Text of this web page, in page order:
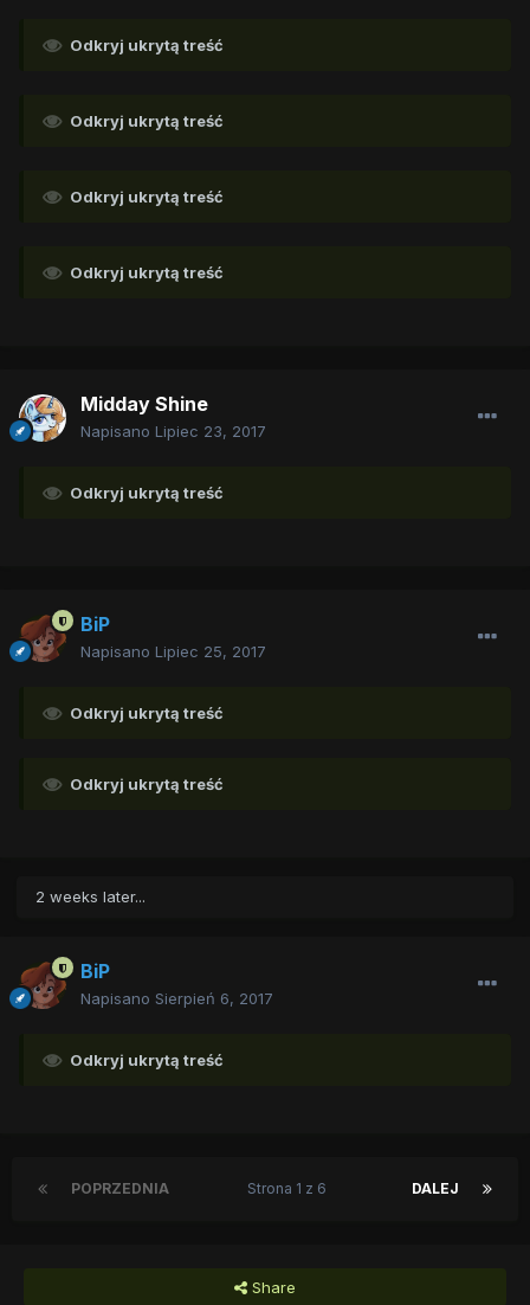
Odkryj ukrytą treść
Odkryj ukrytą treść
Odkryj ukrytą treść
Odkryj ukrytą treść
Midday Shine
Napisano Lipiec 23, 2017
Odkryj ukrytą treść
BiP
Napisano Lipiec 25, 2017
Odkryj ukrytą treść
Odkryj ukrytą treść
2 weeks later...
BiP
Napisano Sierpień 6, 2017
Odkryj ukrytą treść
POPRZEDNIA DALEJ
Strona 1 z 6
Share